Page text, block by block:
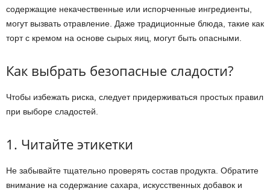
содержащие некачественные или испорченные ингредиенты,
могут вызвать отравление. Даже традиционные блюда, такие как
торт с кремом на основе сырых яиц, могут быть опасными.
Как выбрать безопасные сладости?
Чтобы избежать риска, следует придерживаться простых правил
при выборе сладостей.
1. Читайте этикетки
Не забывайте тщательно проверять состав продукта. Обратите
внимание на содержание сахара, искусственных добавок и